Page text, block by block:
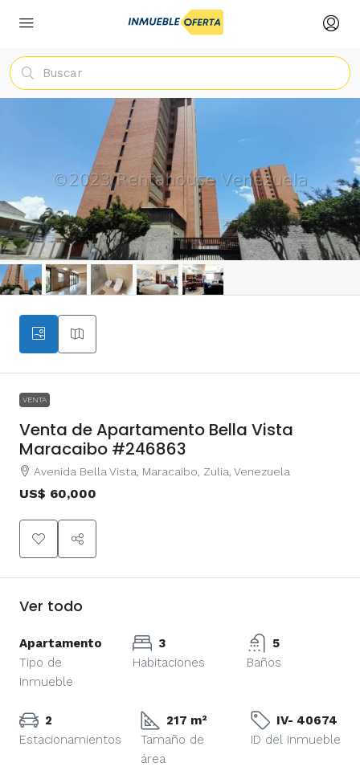
VENTA
Venta de Apartamento Bella Vista
Maracaibo #246863
Avenida Bella Vista, Maracaibo, Zulia, Venezuela
US$ 60,000
Ver todo
Apartamento
Tipo de
Inmueble
3
Habitaciones
5
Baños
2
Estacionamientos
217 m²
Tamaño de
área
IV- 40674
ID del Inmueble